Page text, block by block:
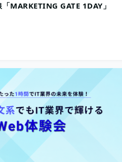
MARKETING GATE 1DAY」